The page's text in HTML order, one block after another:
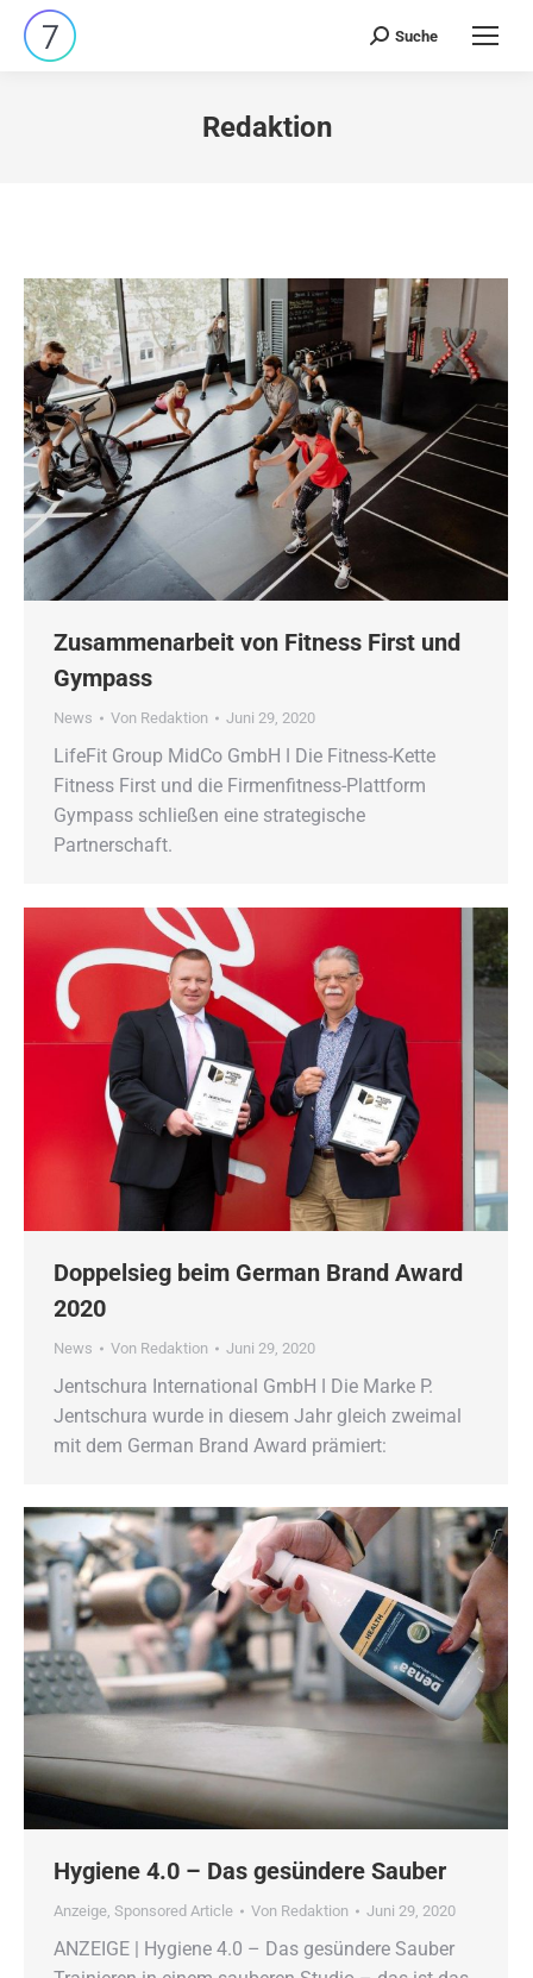
Search:
Suche
Redaktion
Zusammenarbeit von Fitness First und
Gympass
News Von Redaktion Juni 29, 2020
LifeFit Group MidCo GmbH ǀ Die Fitness-Kette
Fitness First und die Firmenfitness-Plattform
Gympass schließen eine strategische
Partnerschaft.
Doppelsieg beim German Brand Award
2020
News Von Redaktion Juni 29, 2020
Jentschura International GmbH ǀ Die Marke P.
Jentschura wurde in diesem Jahr gleich zweimal
mit dem German Brand Award prämiert:
Hygiene 4.0 – Das gesündere Sauber
Anzeige, Sponsored Article Von Redaktion Juni 29, 2020
ANZEIGE | Hygiene 4.0 – Das gesündere Sauber